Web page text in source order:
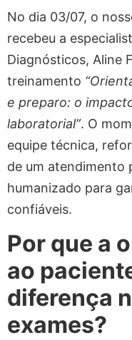
No dia 03/07, o
recebeu a
Diagnósticos, Aline
treinamento
e preparo: o
laboratorial”. O
equipe técnica,
de um atendimento
humanizado para
confiáveis.
Por que a
ao
diferença
exames?